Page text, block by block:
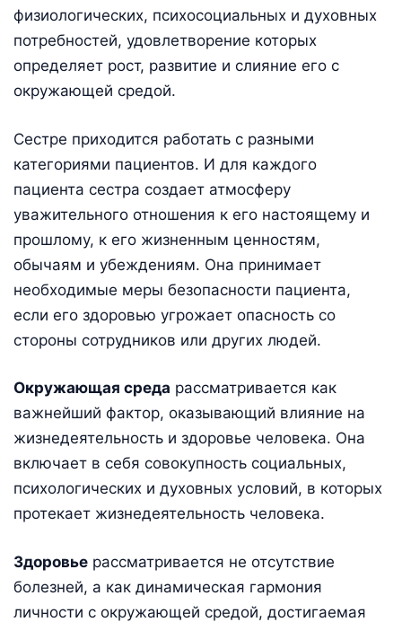
физиологических, психосоциальных и духовных
потребностей, удовлетворение которых
определяет рост, развитие и слияние его с
окружающей средой.
Сестре приходится работать с разными
категориями пациентов. И для каждого
пациента сестра создает атмосферу
уважительного отношения к его настоящему и
прошлому, к его жизненным ценностям,
обычаям и убеждениям. Она принимает
необходимые меры безопасности пациента,
если его здоровью угрожает опасность со
стороны сотрудников или других людей.
Окружающая среда рассматривается как
важнейший фактор, оказывающий влияние на
жизнедеятельность и здоровье человека. Она
включает в себя совокупность социальных,
психологических и духовных условий, в которых
протекает жизнедеятельность человека.
Здоровье рассматривается не отсутствие
болезней, а как динамическая гармония
личности с окружающей средой, достигаемая